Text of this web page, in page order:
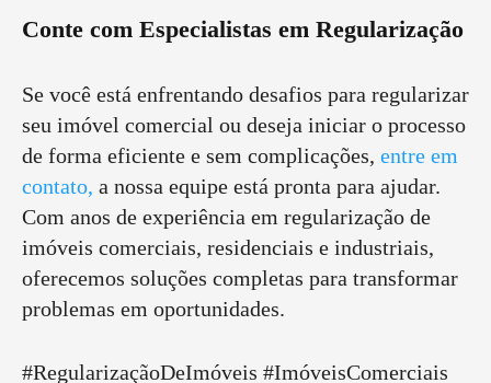
Conte com Especialistas em Regularização
Se você está enfrentando desafios para regularizar
seu imóvel comercial ou deseja iniciar o processo
de forma eficiente e sem complicações, entre em
contato, a nossa equipe está pronta para ajudar.
Com anos de experiência em regularização de
imóveis comerciais, residenciais e industriais,
oferecemos soluções completas para transformar
problemas em oportunidades.
#RegularizaçãoDeImóveis #ImóveisComerciais